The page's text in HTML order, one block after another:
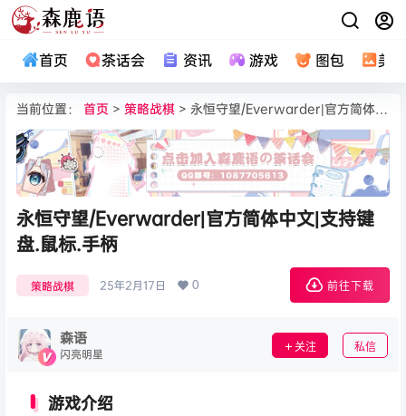
首页 茶话会 资讯 游戏 图包 美
当前位置： 首页 > 策略战棋 > 永恒守望/Everwarder|官方简体中文|支持键盘.鼠标.手柄
永恒守望/Everwarder|官方简体中文|支持键
盘.鼠标.手柄
策略战棋 25年2月17日 0 前往下载
森语
闪亮明星 关注 私信
游戏介绍